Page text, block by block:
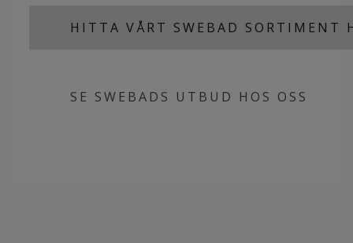
HITTA VÅRT SWEBAD SORTIMENT
SE SWEBADS UTBUD HOS OSS